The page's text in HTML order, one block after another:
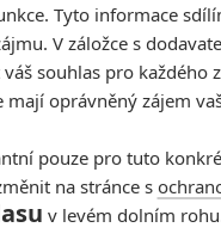
Tyto informace
V záložce s
souhlas pro
oprávněný zájem
pouze pro tuto
na stránce s
v levém dolním